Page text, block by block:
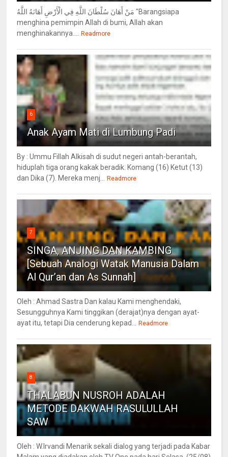
مَنْ أَهَانَ سُلْطَانَ اللَّهِ فِي الْأَرْضِ أَهَانَهُ اللَّهُ "Barangsiapa
menghina pemimpin Allah di bumi, Allah akan
menghinakannya....
Readmore
6
Anak Ayam Mati di Lumbung Padi
By : Ummu Fillah Alkisah di sudut negeri antah-berantah,
hiduplah tiga orang kakak beradik. Komang (16) Ketut (13)
dan Dika (7). Mereka menj...
Readmore
7
SINGA, ANJING DAN KAMBING
[Sebuah Analogi Watak Manusia Dalam
Al Qur’an dan As Sunnah]
Oleh : Ahmad Sastra Dan kalau Kami menghendaki,
Sesungguhnya Kami tinggikan (derajat)nya dengan ayat-
ayat itu, tetapi Dia cenderung kepad...
Readmore
8
THALABUN NUSROH ADALAH
METODE DAKWAH RASULULLAH
SAW
Oleh : W.Irvandi Menarik sekali dialog yang terjadi pada Kabar